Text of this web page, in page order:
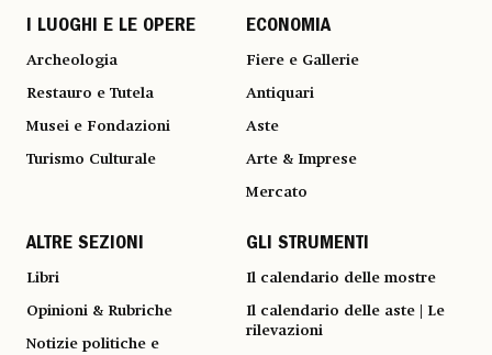
I LUOGHI E LE OPERE
Archeologia
Restauro e Tutela
Musei e Fondazioni
Turismo Culturale
ECONOMIA
Fiere e Gallerie
Antiquari
Aste
Arte & Imprese
Mercato
ALTRE SEZIONI
Libri
Opinioni & Rubriche
Notizie politiche e
GLI STRUMENTI
Il calendario delle mostre
Il calendario delle aste | Le
rilevazioni